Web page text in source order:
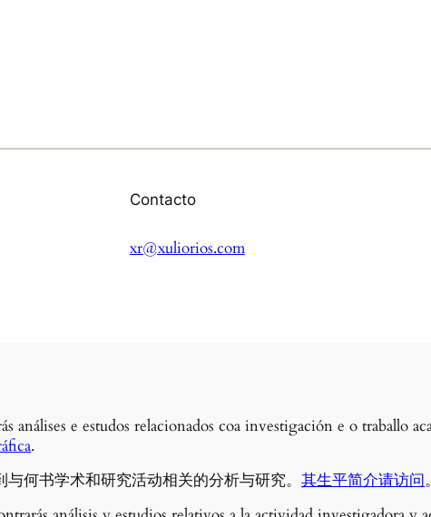
Contacto
xr@xuliorios.com
análises e estudos relacionados coa investigación e o traballo
.
与何书学术和研究活动相关的分析与研究。其生平简介请访问。